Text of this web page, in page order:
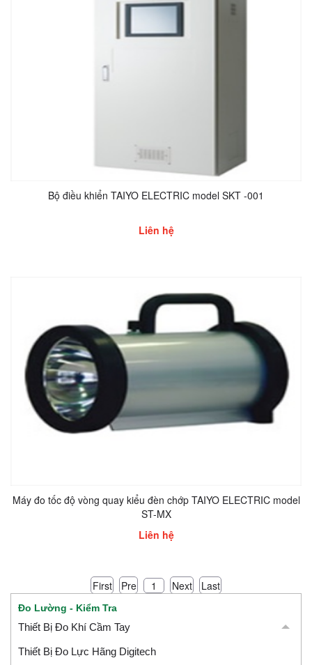
Bộ điều khiển TAIYO ELECTRIC model SKT -001
Liên hệ
Máy đo tốc độ vòng quay kiểu đèn chớp TAIYO ELECTRIC model
ST-MX
Liên hệ
First Pre 1 Next Last
Đo Lường - Kiểm Tra
Thiết Bị Đo Khí Cầm Tay
Thiết Bị Đo Lực Hãng Digitech